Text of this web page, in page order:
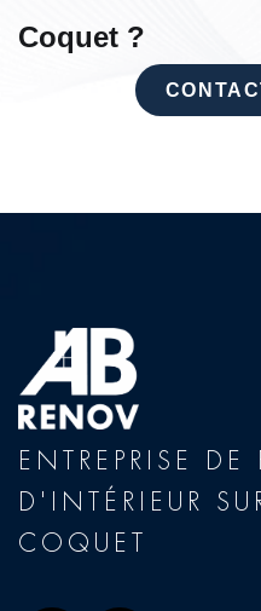
Coquet ?
ENTREPRISE
D'INTÉRIEUR
COQUET